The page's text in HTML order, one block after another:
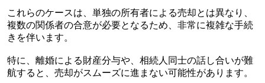
これらのケースは、単独の所有者による売却とは異なり、
複数の関係者の合意が必要となるため、非常に複雑な手続
きを伴います。
特に、離婚による財産分与や、相続人同士の話し合いが難
航すると、売却がスムーズに進まない可能性があります。